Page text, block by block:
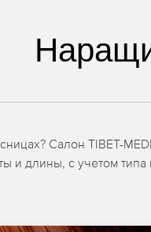
Салон TIBET-
и длины, с учетом